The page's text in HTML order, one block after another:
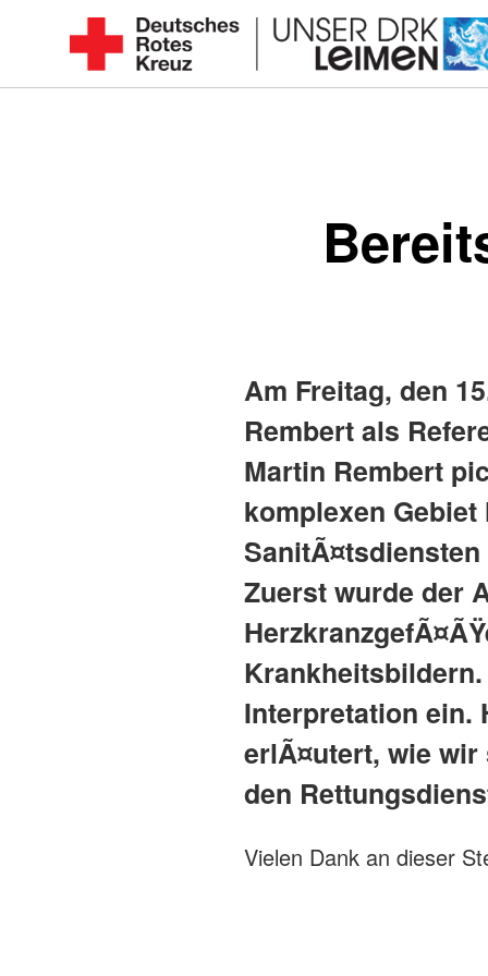
springen
Seit
Am Freitag, den
Rembert als
Martin Rembert
komplexen
Zuerst wurde der
Interpretation ein.
erlÃ¤utert, wie wir
den
Vielen Dank an dieser